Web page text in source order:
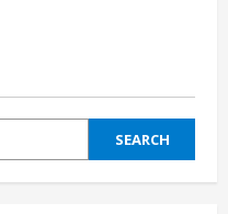
SEARCH